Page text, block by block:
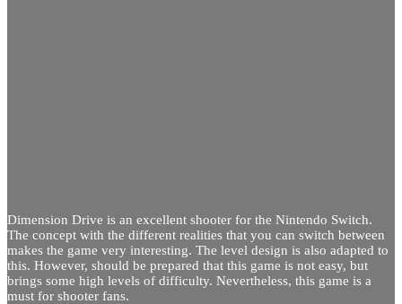
Dimension Drive is an excellent shooter for the Nintendo Switch.
The concept with the different realities that you can switch between
makes the game very interesting. The level design is also adapted to
this. However, should be prepared that this game is not easy, but
brings some high levels of difficulty. Nevertheless, this game is a
must for shooter fans.